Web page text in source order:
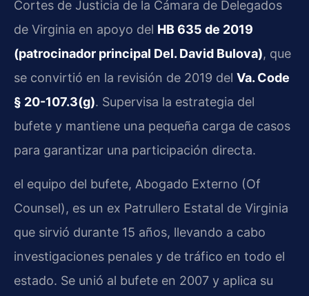
Cortes de Justicia de la Cámara de Delegados
de Virginia en apoyo del HB 635 de 2019
(patrocinador principal Del. David Bulova), que
se convirtió en la revisión de 2019 del Va. Code
§ 20-107.3(g). Supervisa la estrategia del
bufete y mantiene una pequeña carga de casos
para garantizar una participación directa.
el equipo del bufete, Abogado Externo (Of
Counsel), es un ex Patrullero Estatal de Virginia
que sirvió durante 15 años, llevando a cabo
investigaciones penales y de tráfico en todo el
estado. Se unió al bufete en 2007 y aplica su